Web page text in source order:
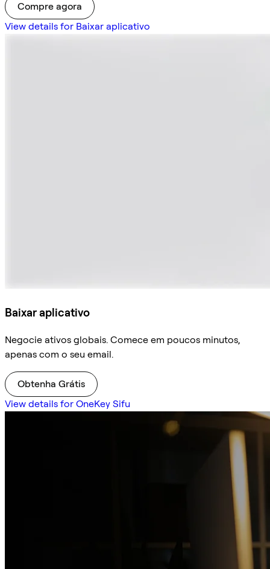
Compre agora
View details for Baixar aplicativo
Baixar aplicativo
Negocie ativos globais. Comece em poucos minutos,
apenas com o seu email.
Obtenha Grátis
View details for OneKey Sifu